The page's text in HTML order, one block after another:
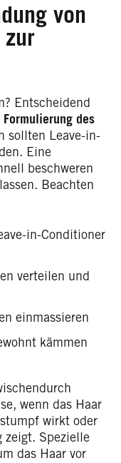
von
Entscheidend
Formulierung des
sollten Leave-in-
Eine
beschweren
Beachten
in-Conditioner
verteilen und
einmassieren
kämmen
wenn das Haar
wirkt oder
zeigt. Spezielle
das Haar vor